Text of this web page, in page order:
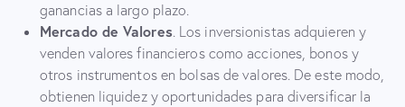
ganancias a largo plazo.
Mercado de Valores. Los inversionistas adquieren y
venden valores financieros como acciones, bonos y
otros instrumentos en bolsas de valores. De este modo,
obtienen liquidez y oportunidades para diversificar la